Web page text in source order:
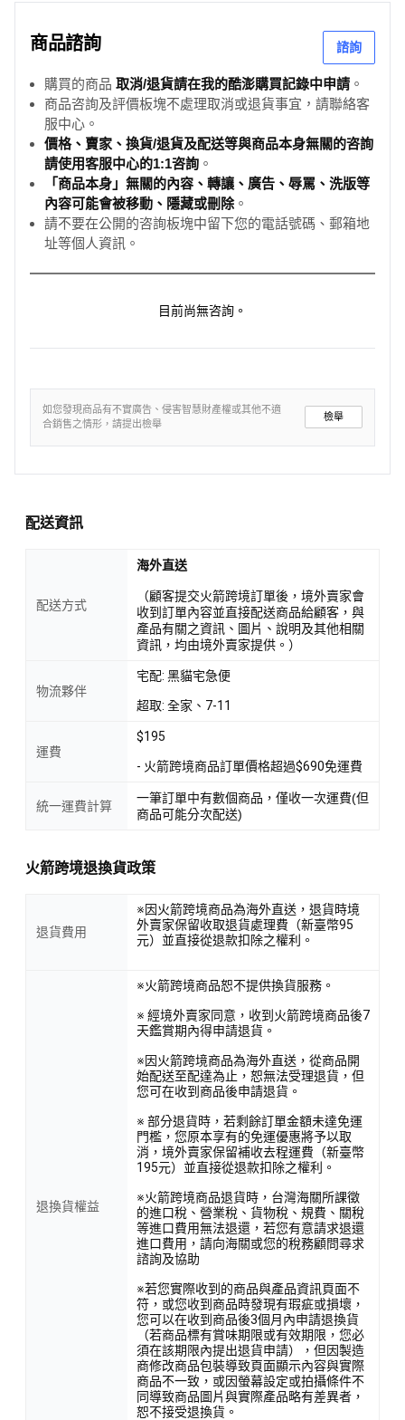
商品諮詢 諮詢
購買的商品 取消/退貨請在我的酷澎購買記錄中申請 。
商品咨詢及評價板塊不處理取消或退貨事宜，請聯絡客
服中心。
價格、賣家、換貨/退貨及配送等與商品本身無關的咨詢
請使用客服中心的1:1咨詢 。
「商品本身」無關的內容、轉讓、廣告、辱罵、洗版等
內容可能會被移動、隱藏或刪除。
請不要在公開的咨詢板塊中留下您的電話號碼、郵箱地
址等個人資訊。
目前尚無咨詢。
如您發現商品有不實廣告、侵害智慧財產權或其他不適
合銷售之情形，請提出檢舉
檢舉
配送資訊
配送方式
海外直送
（顧客提交火箭跨境訂單後，境外賣家會
收到訂單內容並直接配送商品給顧客，與
產品有關之資訊、圖片、說明及其他相關
資訊，均由境外賣家提供。）
物流夥伴
宅配: 黑貓宅急便
超取: 全家、7-11
運費
$195
- 火箭跨境商品訂單價格超過$690免運費
統一運費計算
一筆訂單中有數個商品，僅收一次運費(但
商品可能分次配送)
火箭跨境退換貨政策
退貨費用
※因火箭跨境商品為海外直送，退貨時境
外賣家保留收取退貨處理費（新臺幣95
元）並直接從退款扣除之權利。
退換貨權益
※火箭跨境商品恕不提供換貨服務。
※ 經境外賣家同意，收到火箭跨境商品後7
天鑑賞期內得申請退貨。
※因火箭跨境商品為海外直送，從商品開
始配送至配達為止，恕無法受理退貨，但
您可在收到商品後申請退貨。
※ 部分退貨時，若剩餘訂單金額未達免運
門檻，您原本享有的免運優惠將予以取
消，境外賣家保留補收去程運費（新臺幣
195元）並直接從退款扣除之權利。
※火箭跨境商品退貨時，台灣海關所課徵
的進口稅、營業稅、貨物稅、規費、關稅
等進口費用無法退還，若您有意請求退還
進口費用，請向海關或您的稅務顧問尋求
諮詢及協助
※若您實際收到的商品與產品資訊頁面不
符，或您收到商品時發現有瑕疵或損壞，
您可以在收到商品後3個月內申請退換貨
（若商品標有賞味期限或有效期限，您必
須在該期限內提出退貨申請），但因製造
商修改商品包裝導致頁面顯示內容與實際
商品不一致，或因螢幕設定或拍攝條件不
同導致商品圖片與實際產品略有差異者，
恕不接受退換貨。